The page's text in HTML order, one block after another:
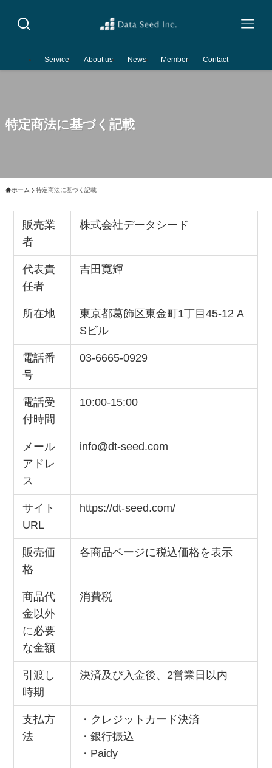
Service About us News Member Contact
特定商法に基づく記載
ホーム 特定商法に基づく記載
販売業
者
株式会社データシード
代表責
任者
吉田寛輝
所在地
東京都葛飾区東金町1丁目45-12 A
Sビル
電話番
号
03-6665-0929
電話受
付時間
10:00-15:00
メール
アドレ
ス
info@dt-seed.com
サイト
URL
https://dt-seed.com/
販売価
格
各商品ページに税込価格を表示
商品代
金以外
に必要
な金額
消費税
引渡し
時期
決済及び入金後、2営業日以内
支払方
法
・クレジットカード決済
・銀行振込
・Paidy